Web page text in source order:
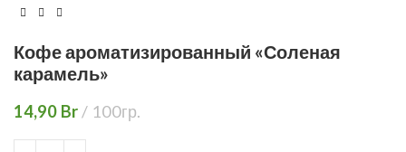
Кофе ароматизированный «Соленая
карамель»
14,90 Br 100гр.